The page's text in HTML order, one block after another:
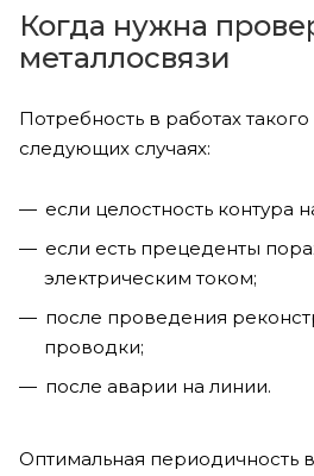
Когда нужна
металлосвязи
Потребность в работах
следующих случаях:
если целостность контура
если есть прецеденты
электрическим током;
после проведения
проводки;
после аварии на линии.
Оптимальная периодичность